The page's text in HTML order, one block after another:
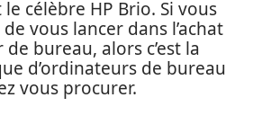
célèbre HP Brio. Si vous
vous lancer dans l’achat
bureau, alors c’est la
d’ordinateurs de bureau
vous procurer.